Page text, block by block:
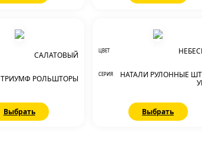
САЛАТОВЫЙ
ТРИУМФ РОЛЬШТОРЫ
Выбрать
ЦВЕТ
СЕРИЯ
НАТАЛИ РУЛОННЫЕ
Выбрать